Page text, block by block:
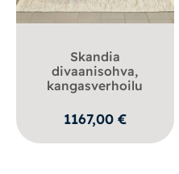
Skandia
divaanisohva,
kangasverhoilu
1167,00 €